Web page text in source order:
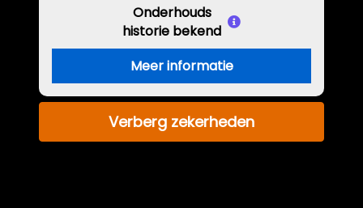
Onderhouds
historie bekend
Meer informatie
Verberg zekerheden